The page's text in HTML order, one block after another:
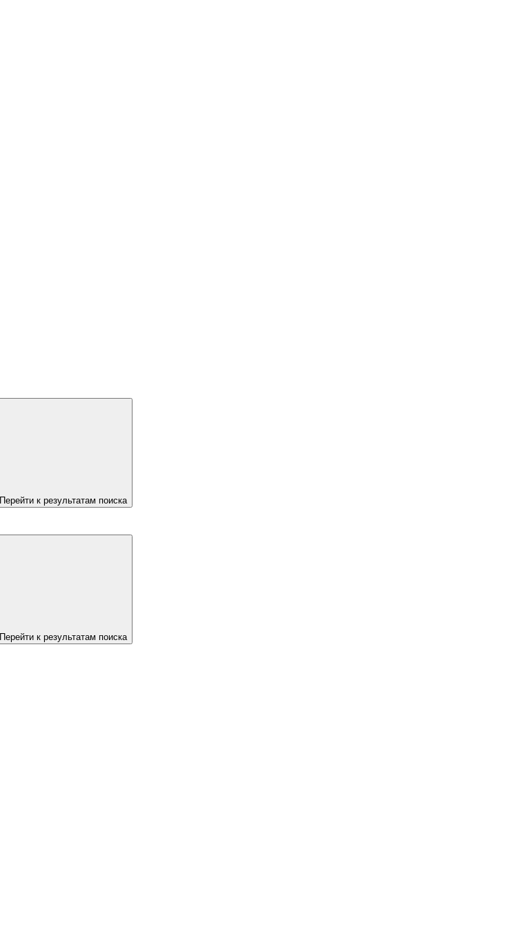
Перейти к результатам поиска
Перейти к результатам поиска